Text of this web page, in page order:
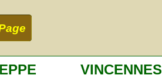
VINCENNES